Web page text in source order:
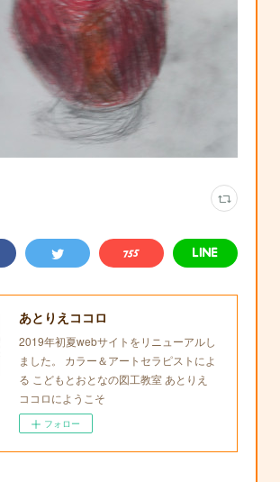
あとりえココロ
2019年初夏webサイトをリニューアルし
ました。 カラー＆アートセラピストによ
る こどもとおとなの図工教室 あとりえ
ココロにようこそ
フォロー